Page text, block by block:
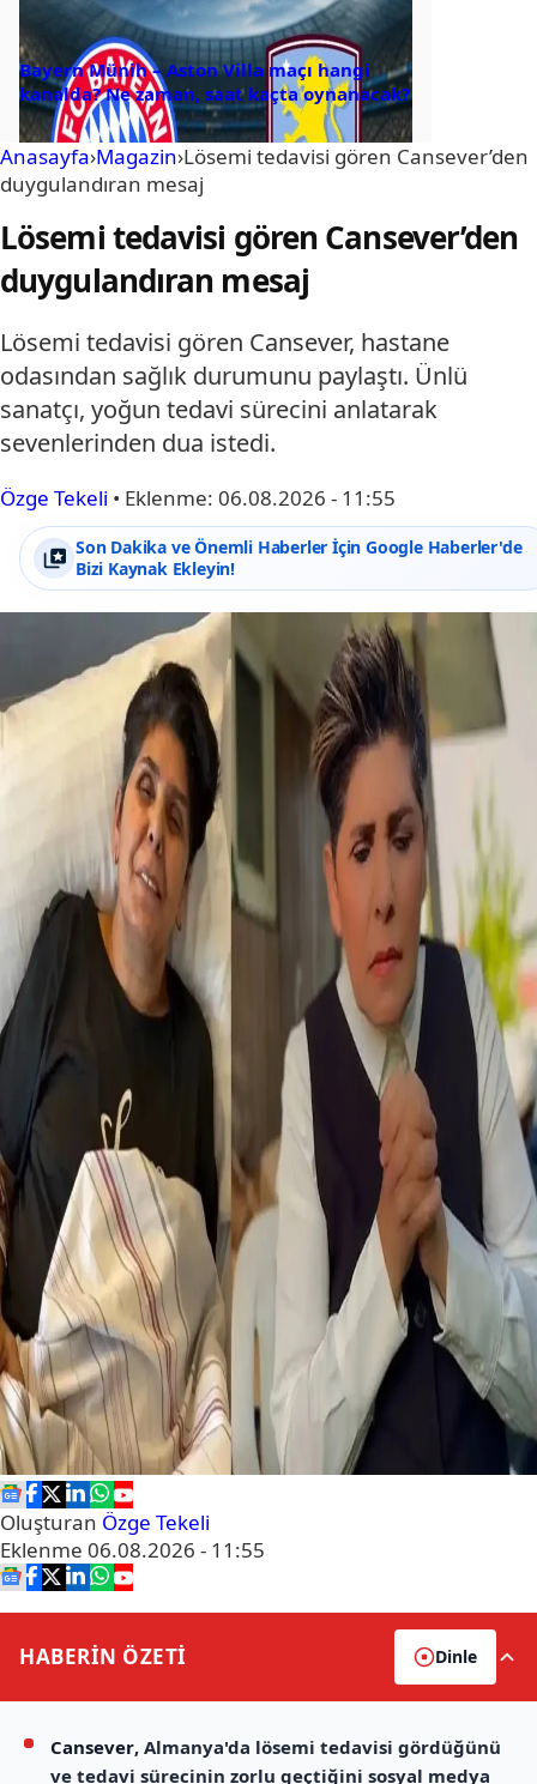
Bayern Münih – Aston Villa maçı hangi
kanalda? Ne zaman, saat kaçta oynanacak?
Anasayfa›Magazin›Lösemi tedavisi gören Cansever’den
duygulandıran mesaj
Lösemi tedavisi gören Cansever’den
duygulandıran mesaj
Lösemi tedavisi gören Cansever, hastane
odasından sağlık durumunu paylaştı. Ünlü
sanatçı, yoğun tedavi sürecini anlatarak
sevenlerinden dua istedi.
Özge Tekeli • Eklenme: 06.08.2026 - 11:55
Son Dakika ve Önemli Haberler İçin Google Haberler'de
Bizi Kaynak Ekleyin!
Oluşturan Özge Tekeli
Eklenme 06.08.2026 - 11:55
HABERİN ÖZETİ Dinle
Cansever, Almanya'da lösemi tedavisi gördüğünü
ve tedavi sürecinin zorlu geçtiğini sosyal medya